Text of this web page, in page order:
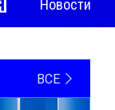
Новости
ВСЕ